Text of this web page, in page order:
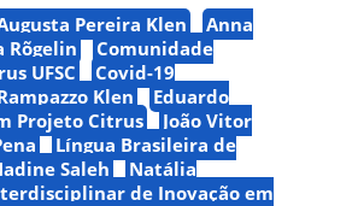
Pereira Klen
Anna
Rõgelin
Comunidade
UFSC
Covid-19
Klen
Eduardo
Projeto Citrus
João Vitor
Língua Brasileira de
Saleh
Natália
de Inovação em